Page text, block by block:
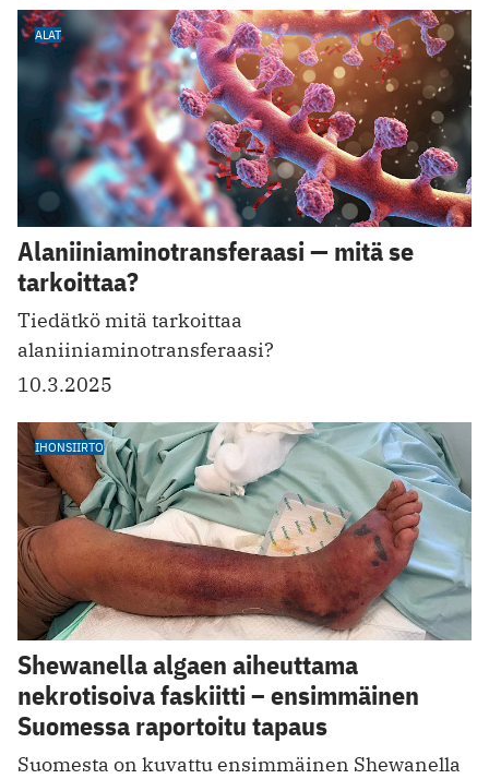
ALAT
Alaniiniaminotransferaasi — mitä se
tarkoittaa?
Tiedätkö mitä tarkoittaa
alaniiniaminotransferaasi?
10.3.2025
IHONSIIRTO
Shewanella algaen aiheuttama
nekrotisoiva faskiitti – ensimmäinen
Suomessa raportoitu tapaus
Suomesta on kuvattu ensimmäinen Shewanella